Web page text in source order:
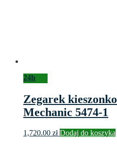
24h
Zegarek
Mechanic 5474-1
1,720.00 zł Dodaj do koszyka